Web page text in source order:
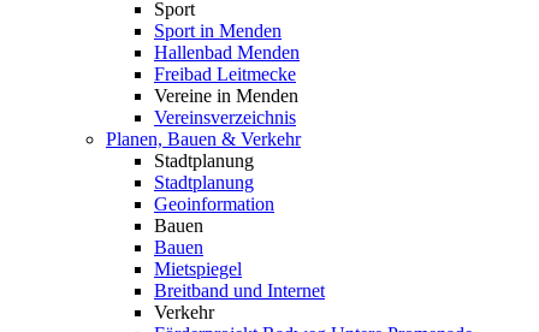
Sport
Sport in Menden
Hallenbad Menden
Freibad Leitmecke
Vereine in Menden
Vereinsverzeichnis
Planen, Bauen & Verkehr
Stadtplanung
Stadtplanung
Geoinformation
Bauen
Bauen
Mietspiegel
Breitband und Internet
Verkehr